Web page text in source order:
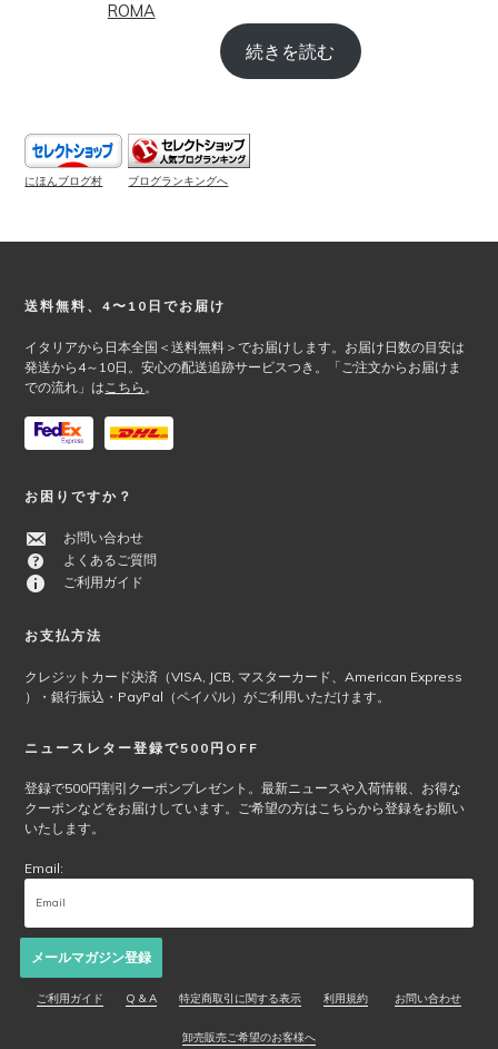
ROMA
続きを読む
にほんブログ村 ブログランキングへ
Footer
送料無料、4〜10日でお届け
イタリアから日本全国＜送料無料＞でお届けします。お届け日数の目安は
発送から4～10日。安心の配送追跡サービスつき。「ご注文からお届けま
での流れ」はこちら 。
お困りですか？
お問い合わせ
よくあるご質問
ご利用ガイド
お支払方法
クレジットカード決済（VISA, JCB, マスターカード、American Express
）・銀行振込・PayPal（ペイパル）がご利用いただけます。
ニュースレター登録で500円OFF
登録で500円割引クーポンプレゼント。最新ニュースや入荷情報、お得な
クーポンなどをお届けしています。ご希望の方はこちらから登録をお願い
いたします。
Email:
メールマガジン登録
ご利用ガイド Q & A 特定商取引に関する表示 利用規約 お問い合わせ
卸売販売ご希望のお客様へ